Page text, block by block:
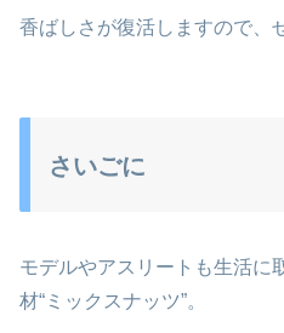
香ばしさが復活しますので、
さいごに
モデルやアスリートも生活に
材“ミックスナッツ”。